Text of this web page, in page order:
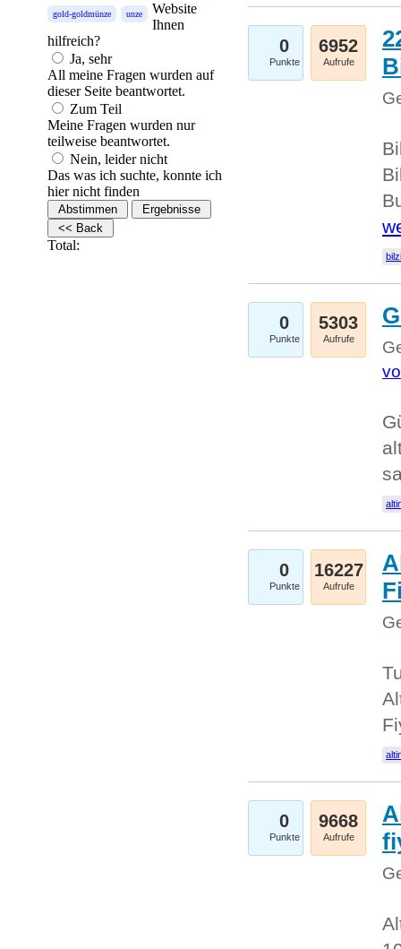
gold-goldmünze unze
Website
Ihnen
hilfreich?
Ja, sehr
All meine Fragen wurden auf
dieser Seite beantwortet.
Zum Teil
Meine Fragen wurden nur
teilweise beantwortet.
Nein, leider nicht
Das was ich suchte, konnte ich
hier nicht finden
Total:
0
Punkte
6952
Aufrufe
0
Punkte
5303
Aufrufe
0
Punkte
16227
Aufrufe
0
Punkte
9668
Aufrufe